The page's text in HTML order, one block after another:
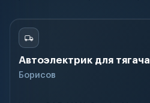
Автоэлектрик для тягача
Борисов